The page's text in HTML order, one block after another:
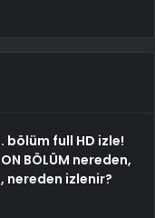
bölüm full HD izle!
BÖLÜM nereden,
izlenir?